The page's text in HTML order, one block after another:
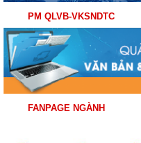
PM QLVB-VKSNDTC
FANPAGE NGÀNH